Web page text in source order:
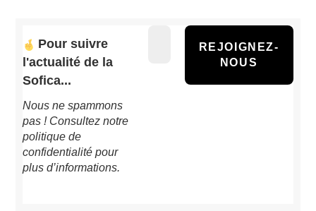
Pour suivre
l'actualité de la
Sofica...
Nous ne spammons
pas ! Consultez notre
politique de
confidentialité pour
plus d’informations.